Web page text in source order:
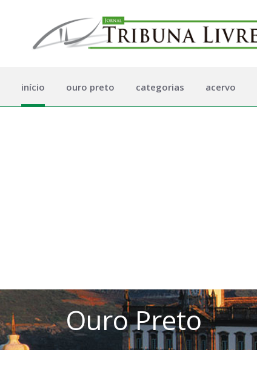
início ouro preto categorias acervo